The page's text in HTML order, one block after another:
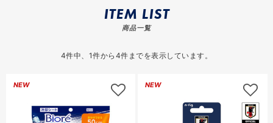
ITEM LIST
商品一覧
4件中、 1件から 4件までを表示しています。
NEW NEW